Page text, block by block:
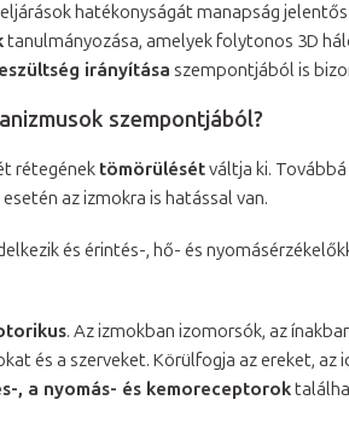
eljárások hatékonyságát manapság
tanulmányozása, amelyek folytonos 3D
irányítása szempontjából is
szempontjából?
rétegének tömörülésétváltja ki.
az izmokra is hatással van.
és érintés-, hő- és
. Az izmokban izomorsók, az
és a szerveket. Körülfogja az ereket,
, a nyomás- és kemoreceptorok